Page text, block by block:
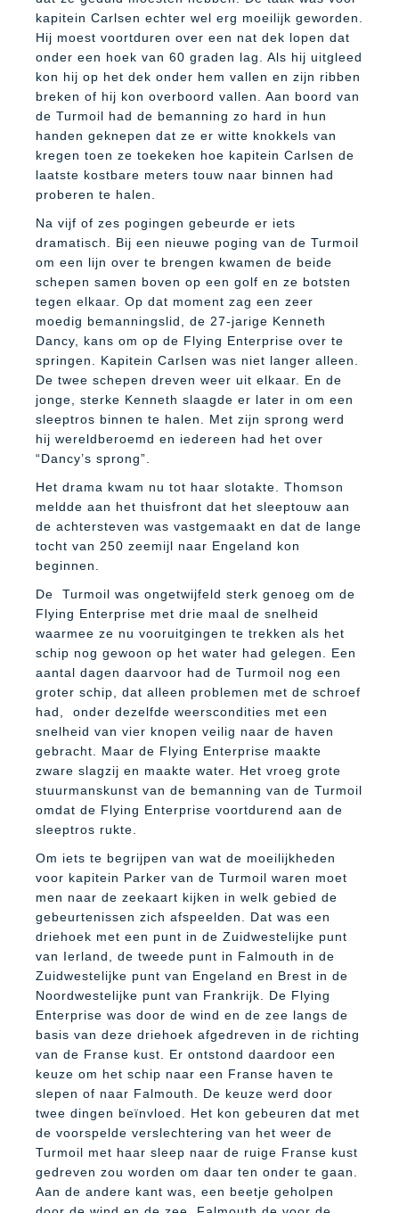
kapitein Carlsen echter wel erg moeilijk geworden.
Hij moest voortduren over een nat dek lopen dat
onder een hoek van 60 graden lag. Als hij uitgleed
kon hij op het dek onder hem vallen en zijn ribben
breken of hij kon overboord vallen. Aan boord van
de Turmoil had de bemanning zo hard in hun
handen geknepen dat ze er witte knokkels van
kregen toen ze toekeken hoe kapitein Carlsen de
laatste kostbare meters touw naar binnen had
proberen te halen.
Na vijf of zes pogingen gebeurde er iets
dramatisch. Bij een nieuwe poging van de Turmoil
om een lijn over te brengen kwamen de beide
schepen samen boven op een golf en ze botsten
tegen elkaar. Op dat moment zag een zeer
moedig bemanningslid, de 27-jarige Kenneth
Dancy, kans om op de Flying Enterprise over te
springen. Kapitein Carlsen was niet langer alleen.
De twee schepen dreven weer uit elkaar. En de
jonge, sterke Kenneth slaagde er later in om een
sleeptros binnen te halen. Met zijn sprong werd
hij wereldberoemd en iedereen had het over
“Dancy’s sprong”.
Het drama kwam nu tot haar slotakte. Thomson
meldde aan het thuisfront dat het sleeptouw aan
de achtersteven was vastgemaakt en dat de lange
tocht van 250 zeemijl naar Engeland kon
beginnen.
De
Turmoil was ongetwijfeld sterk genoeg om de
Flying Enterprise met drie maal de snelheid
waarmee ze nu vooruitgingen te trekken als het
schip nog gewoon op het water had gelegen. Een
aantal dagen daarvoor had de Turmoil nog een
groter schip, dat alleen problemen met de schroef
had,
onder dezelfde weerscondities met een
snelheid van vier knopen veilig naar de haven
gebracht. Maar de Flying Enterprise maakte
zware slagzij en maakte water. Het vroeg grote
stuurmanskunst van de bemanning van de Turmoil
omdat de Flying Enterprise voortdurend aan de
sleeptros rukte.
Om iets te begrijpen van wat de moeilijkheden
voor kapitein Parker van de Turmoil waren moet
men naar de zeekaart kijken in welk gebied de
gebeurtenissen zich afspeelden. Dat was een
driehoek met een punt in de Zuidwestelijke punt
van Ierland, de tweede punt in Falmouth in de
Zuidwestelijke punt van Engeland en Brest in de
Noordwestelijke punt van Frankrijk. De Flying
Enterprise was door de wind en de zee langs de
basis van deze driehoek afgedreven in de richting
van de Franse kust. Er ontstond daardoor een
keuze om het schip naar een Franse haven te
slepen of naar Falmouth. De keuze werd door
twee dingen beïnvloed. Het kon gebeuren dat met
de voorspelde verslechtering van het weer de
Turmoil met haar sleep naar de ruige Franse kust
gedreven zou worden om daar ten onder te gaan.
Aan de andere kant was, een beetje geholpen